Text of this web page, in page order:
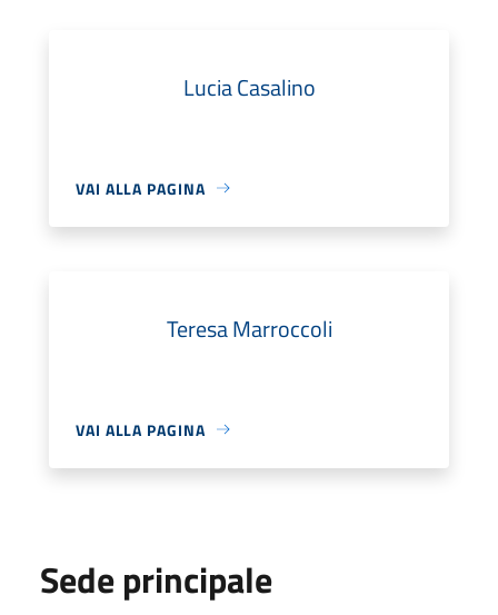
Lucia Casalino
VAI ALLA PAGINA
Teresa Marroccoli
VAI ALLA PAGINA
Sede principale